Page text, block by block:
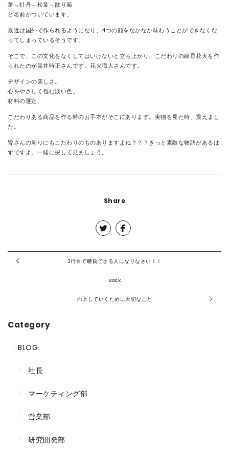
蕾→牡丹→松葉→散り菊
と名前がついています。
最近は国外で作られるようになり、4つの顔をなかなか味わうことができなくな
ってしまっているそうです。
そこで、この文化をなくしてはいけないと立ち上がり、こだわりの線香花火を作
られたのが筒井時正さんです。花火職人さんです。
デザインの美しさ。
心をやさしく包む淡い色。
材料の選定。
こだわりある商品を作る時のお手本がそこにあります。実物を見た時、震えまし
た。
皆さんの周りにもこだわりのものありますよね？？？きっと素敵な物語があるは
ずですよ。一緒に探して見ましょう。
Share
3行目で勝負できる人になりなさい！！
Back
向上していくために大切なこと
Category
BLOG
社長
マーケティング部
営業部
研究開発部